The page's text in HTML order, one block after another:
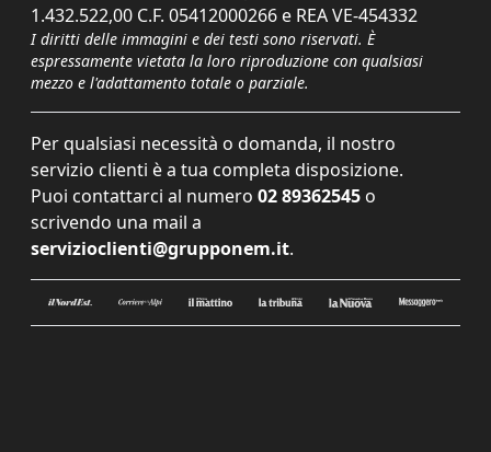
1.432.522,00 C.F. 05412000266 e REA VE-454332
I diritti delle immagini e dei testi sono riservati. È
espressamente vietata la loro riproduzione con qualsiasi
mezzo e l'adattamento totale o parziale.
Per qualsiasi necessità o domanda, il nostro
servizio clienti è a tua completa disposizione.
Puoi contattarci al numero 02 89362545 o
scrivendo una mail a
servizioclienti@grupponem.it.